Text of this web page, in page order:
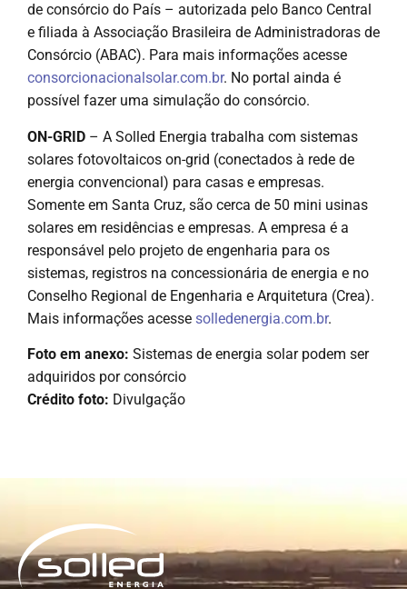
de consórcio do País – autorizada pelo Banco Central
e filiada à Associação Brasileira de Administradoras de
Consórcio (ABAC). Para mais informações acesse
consorcionacionalsolar.com.br. No portal ainda é
possível fazer uma simulação do consórcio.
ON-GRID – A Solled Energia trabalha com sistemas
solares fotovoltaicos on-grid (conectados à rede de
energia convencional) para casas e empresas.
Somente em Santa Cruz, são cerca de 50 mini usinas
solares em residências e empresas. A empresa é a
responsável pelo projeto de engenharia para os
sistemas, registros na concessionária de energia e no
Conselho Regional de Engenharia e Arquitetura (Crea).
Mais informações acesse solledenergia.com.br.
Foto em anexo: Sistemas de energia solar podem ser
adquiridos por consórcio
Crédito foto: Divulgação